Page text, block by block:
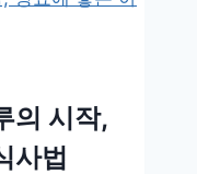
의 시작,
사법